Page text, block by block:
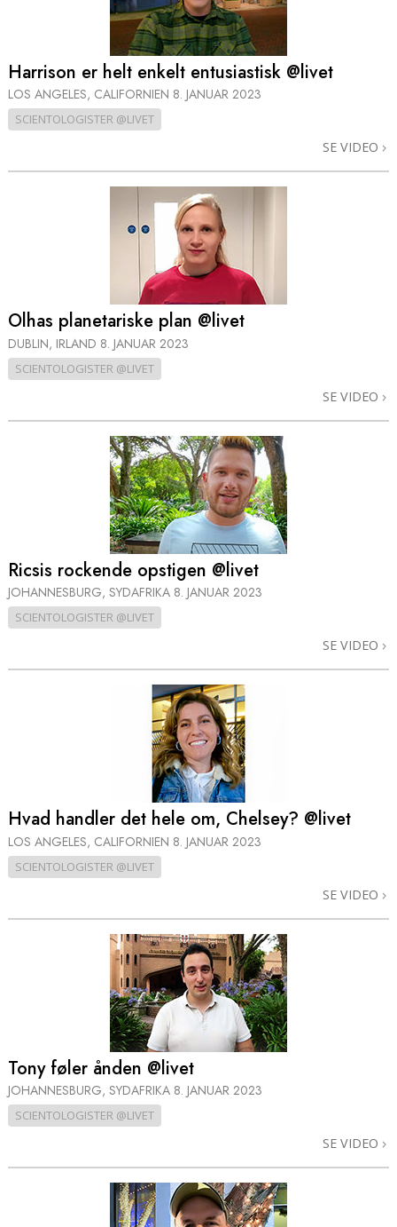
Harrison er helt enkelt entusiastisk @livet
LOS ANGELES, CALIFORNIEN 8. JANUAR 2023
SCIENTOLOGISTER @LIVET
SE VIDEO
Olhas planetariske plan @livet
DUBLIN, IRLAND 8. JANUAR 2023
SCIENTOLOGISTER @LIVET
SE VIDEO
Ricsis rockende opstigen @livet
JOHANNESBURG, SYDAFRIKA 8. JANUAR 2023
SCIENTOLOGISTER @LIVET
SE VIDEO
Hvad handler det hele om, Chelsey? @livet
LOS ANGELES, CALIFORNIEN 8. JANUAR 2023
SCIENTOLOGISTER @LIVET
SE VIDEO
Tony føler ånden @livet
JOHANNESBURG, SYDAFRIKA 8. JANUAR 2023
SCIENTOLOGISTER @LIVET
SE VIDEO